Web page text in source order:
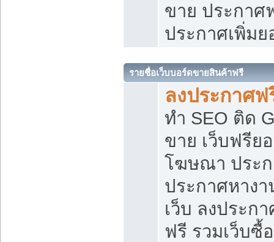
ขาย ประกาศ
ประกาศเพิ่ม
รายชื่อเว็บบอร์ดขายสินค้าฟรี
ลงประกาศฟ
ทำ SEO ติด
ขาย เว็บฟรีย
โฆษณา ประ
ประกาศหาง
เว็บ ลงประก
ฟรี รวมเว็บซื้